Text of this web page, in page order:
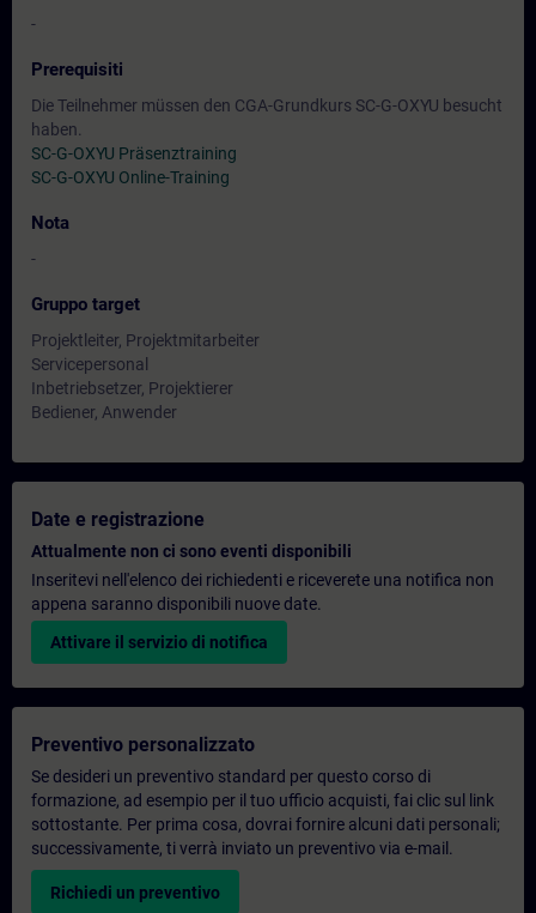
-
Prerequisiti
Die Teilnehmer müssen den CGA-Grundkurs SC-G-OXYU besucht
haben.
SC-G-OXYU Präsenztraining
SC-G-OXYU Online-Training
Nota
-
Gruppo target
Projektleiter, Projektmitarbeiter
Servicepersonal
Inbetriebsetzer, Projektierer
Bediener, Anwender
Date e registrazione
Attualmente non ci sono eventi disponibili
Inseritevi nell'elenco dei richiedenti e riceverete una notifica non
appena saranno disponibili nuove date.
Attivare il servizio di notifica
Preventivo personalizzato
Se desideri un preventivo standard per questo corso di
formazione, ad esempio per il tuo ufficio acquisti, fai clic sul link
sottostante. Per prima cosa, dovrai fornire alcuni dati personali;
successivamente, ti verrà inviato un preventivo via e-mail.
Richiedi un preventivo